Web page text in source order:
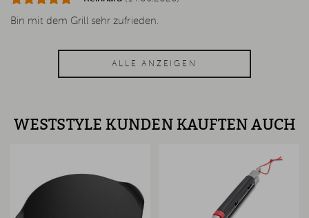
Bin mit dem Grill sehr zufrieden.
ALLE ANZEIGEN
WESTSTYLE KUNDEN KAUFTEN AUCH